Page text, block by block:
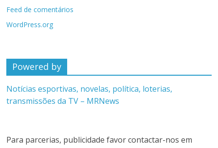
Feed de comentários
WordPress.org
Powered by
Notícias esportivas, novelas, política, loterias,
transmissões da TV – MRNews
Para parcerias, publicidade favor contactar-nos em